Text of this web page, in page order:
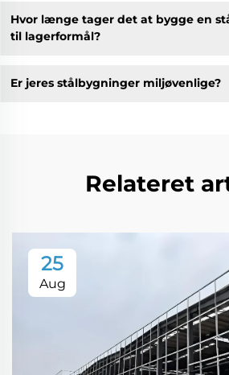
Hvor længe tager det at bygge en
til lagerformål?
Er jeres stålbygninger miljøvenlige?
Relateret
25
Aug